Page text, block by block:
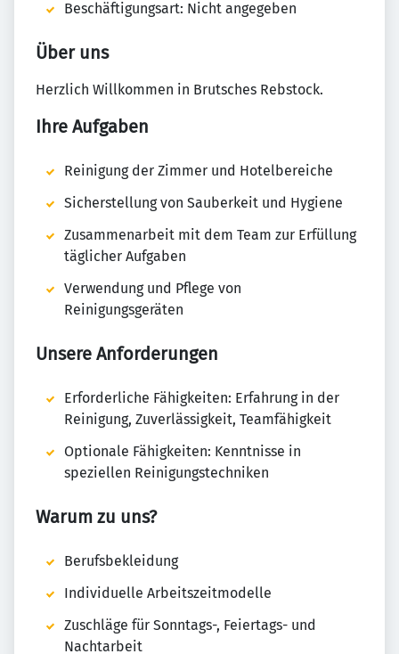
Beschäftigungsart: Nicht angegeben
Über uns
Herzlich Willkommen in Brutsches Rebstock.
Ihre Aufgaben
Reinigung der Zimmer und Hotelbereiche
Sicherstellung von Sauberkeit und Hygiene
Zusammenarbeit mit dem Team zur Erfüllung
täglicher Aufgaben
Verwendung und Pflege von
Reinigungsgeräten
Unsere Anforderungen
Erforderliche Fähigkeiten: Erfahrung in der
Reinigung, Zuverlässigkeit, Teamfähigkeit
Optionale Fähigkeiten: Kenntnisse in
speziellen Reinigungstechniken
Warum zu uns?
Berufsbekleidung
Individuelle Arbeitszeitmodelle
Zuschläge für Sonntags-, Feiertags- und
Nachtarbeit